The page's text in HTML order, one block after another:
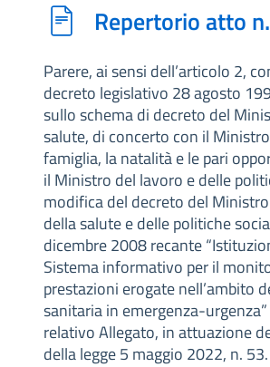
Repertorio atto
Parere, ai sensi dell’articolo 2,
decreto legislativo 28 agosto
sullo schema di decreto del
salute, di concerto con il
famiglia, la natalità e le pari
il Ministro del lavoro e delle
modifica del decreto del
della salute e delle politiche
dicembre 2008 recante
Sistema informativo per il
prestazioni erogate nell’ambito
sanitaria in emergenza-urgenza”
relativo Allegato, in attuazione
della legge 5 maggio 2022, n. 53.